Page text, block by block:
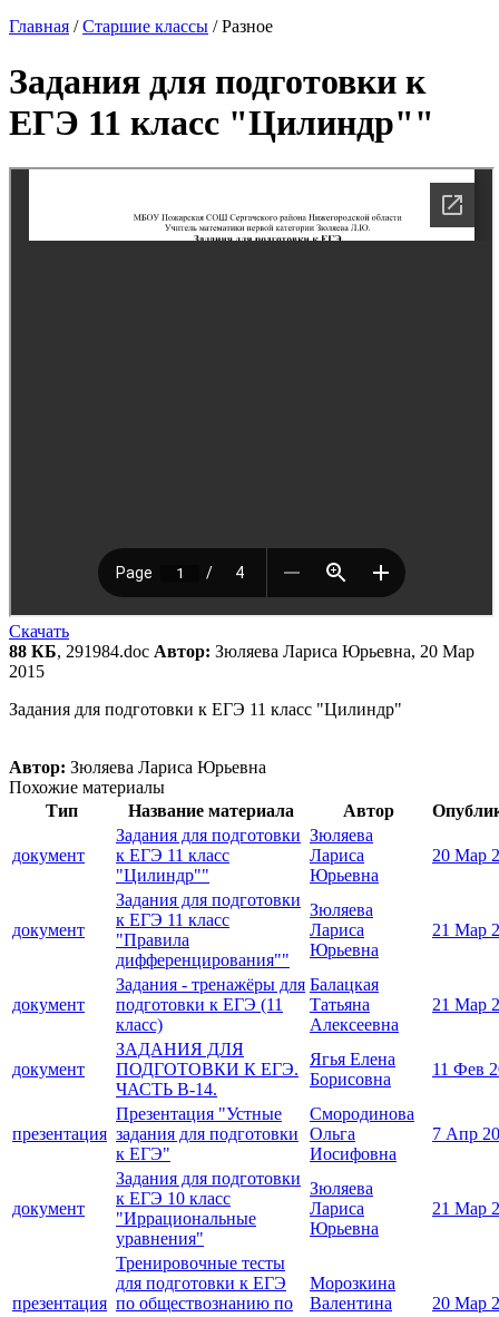
Главная /Старшие классы /Разное
Задания для подготовки к
ЕГЭ 11 класс "Цилиндр""
Скачать
88 КБ, 291984.doc Автор: Зюляева Лариса Юрьевна, 20 Мар
2015
Задания для подготовки к ЕГЭ 11 класс "Цилиндр"
Автор: Зюляева Лариса Юрьевна
Похожие материалы
Тип
Название материала Автор
документ
Задания для подготовки
к ЕГЭ 11 класс
"Цилиндр""
Зюляева
Лариса
Юрьевна
20 Мар
документ
Задания для подготовки
к ЕГЭ 11 класс
"Правила
дифференцирования""
Зюляева
Лариса
Юрьевна
21 Мар
документ
Задания - тренажёры для
подготовки к ЕГЭ (11
класс)
Балацкая
Татьяна
Алексеевна
21 Мар
документ
ЗАДАНИЯ ДЛЯ
ПОДГОТОВКИ К ЕГЭ.
ЧАСТЬ В-14.
Ягья Елена
Борисовна
11 Фев
презентация
Презентация "Устные
задания для подготовки
к ЕГЭ"
Смородинова
Ольга
Иосифовна
7 Апр
документ
Задания для подготовки
к ЕГЭ 10 класс
"Иррациональные
уравнения"
Зюляева
Лариса
Юрьевна
21 Мар
презентация
Тренировочные тесты
для подготовки к ЕГЭ
по обществознанию по
Морозкина
Валентина
20 Мар